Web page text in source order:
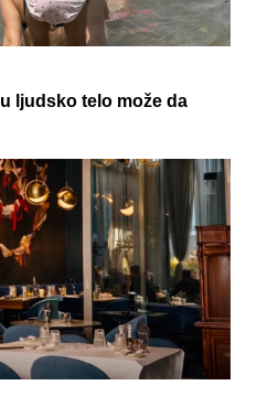
ljudsko telo može da